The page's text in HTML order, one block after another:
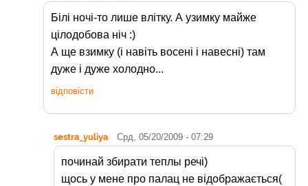
Білі ночі-то лише влітку. А узимку майже
цілодобова ніч :)
А ще взимку (і навіть восені і навесні) там
дуже і дуже холодно...
відповісти
sestra_yuliya Срд, 05/20/2009 - 07:29
починай збирати теплы речі)
щось у мене про палац не відображається(